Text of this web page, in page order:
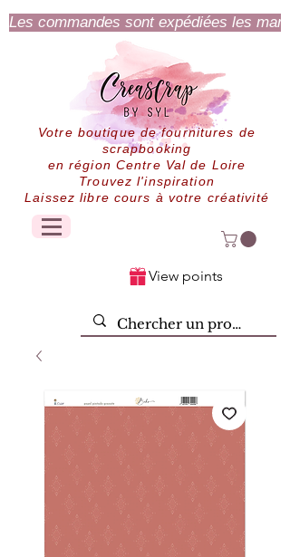
Les commandes sont expédiées les
Votre boutique de fournitures de
scrapbooking
en région Centre Val de Loire
Trouvez l'inspiration
Laissez libre cours à votre créativité
View points